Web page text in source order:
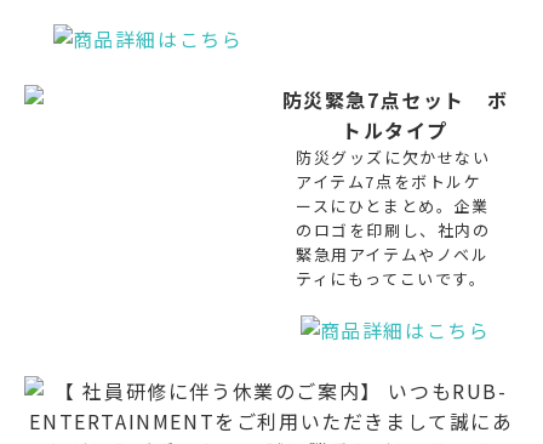
防災緊急7点セット ボ
トルタイプ
防災グッズに欠かせない
アイテム7点をボトルケ
ースにひとまとめ。企業
のロゴを印刷し、社内の
緊急用アイテムやノベル
ティにもってこいです。